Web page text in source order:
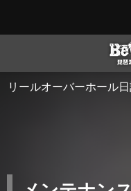
リールオーバーホール